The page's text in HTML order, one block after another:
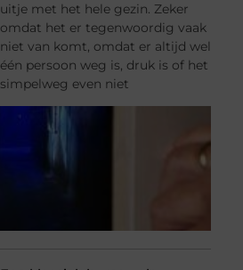
uitje met het hele gezin. Zeker
omdat het er tegenwoordig vaak
niet van komt, omdat er altijd wel
één persoon weg is, druk is of het
simpelweg even niet